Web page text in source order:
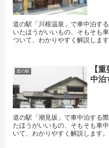
道の駅「川根温泉」で車中泊す
いたほうがいいもの、そもそも
ついて、わかりやすく解説します
道の駅
【
中泊
道の駅「潮見坂」で車中泊する
たほうがいいもの、そもそも車
いて、わかりやすく解説します。